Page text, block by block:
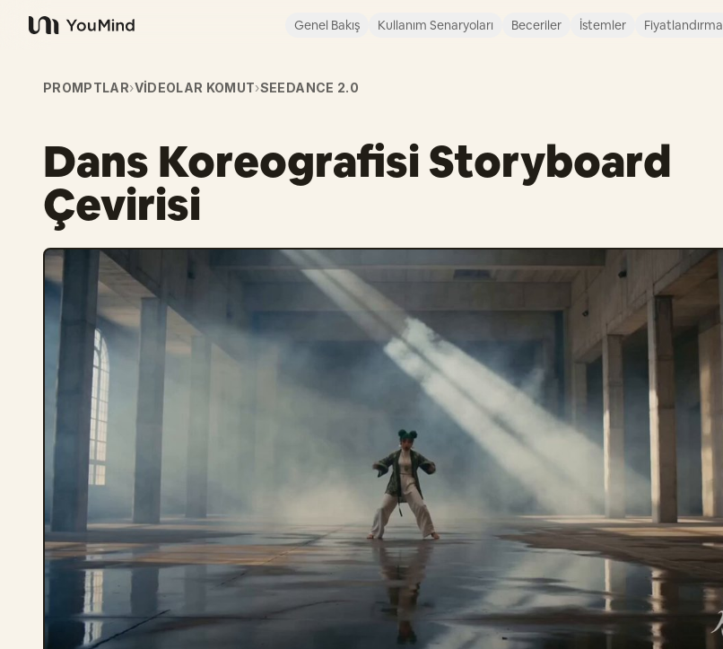
YouMind
Genel Bakış Kullanım Senaryoları Beceriler İstemler Fiyatlandırma
PROMPTLAR›VIDEOLAR KOMUT›SEEDANCE 2.0
Dans Koreografisi Storyboard
Çevirisi